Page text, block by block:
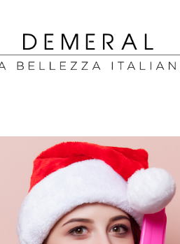
para tu Salón.